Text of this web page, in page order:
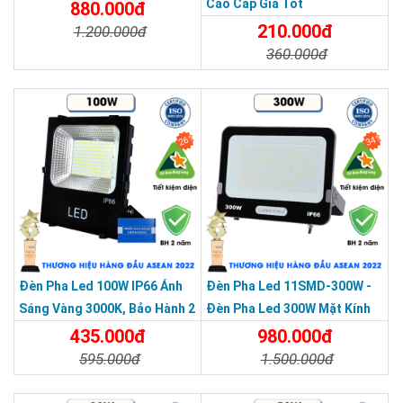
Chuẩn IP66 được cấu thành bởi hai chỉ số bảo vệ.
Số 6 đầu tiên: bảo vệ hoàn toàn khỏi bụi.
SẢN PHẨM CHẤT LƯỢNG - DỊCH VỤ TIN DÙNG LẦN VII - 2020
880.000đ
1.200.000đ
Cao Cấp Giá Tốt
210.000đ
360.000đ
26%
Đèn Pha Led 100W IP66 Ánh
Sáng Vàng 3000K, Bảo Hành 2
435.000đ
595.000đ
34%
Đèn Pha Led 11SMD-300W -
Đèn Pha Led 300W Mặt Kính
Cường Lực, Chống Thấm IP66
980.000đ
1.500.000đ